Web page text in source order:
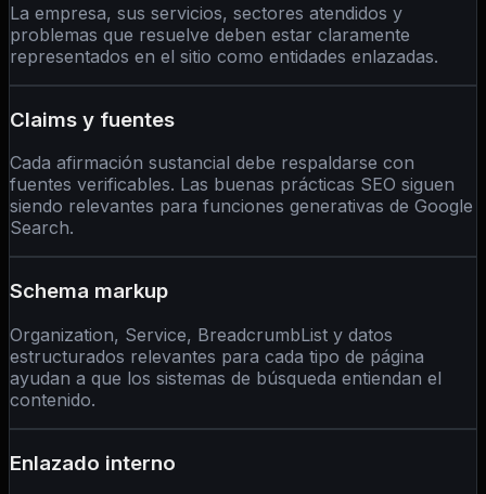
La empresa, sus servicios, sectores atendidos y
problemas que resuelve deben estar claramente
representados en el sitio como entidades enlazadas.
Claims y fuentes
Cada afirmación sustancial debe respaldarse con
fuentes verificables. Las buenas prácticas SEO siguen
siendo relevantes para funciones generativas de Google
Search.
Schema markup
Organization, Service, BreadcrumbList y datos
estructurados relevantes para cada tipo de página
ayudan a que los sistemas de búsqueda entiendan el
contenido.
Enlazado interno